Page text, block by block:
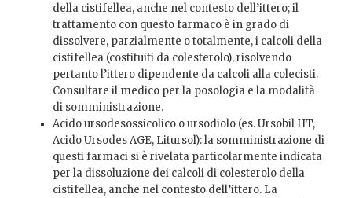
della cistifellea, anche nel contesto dell’ittero; il
trattamento con questo farmaco è in grado di
dissolvere, parzialmente o totalmente, i calcoli della
cistifellea (costituiti da colesterolo), risolvendo
pertanto l’ittero dipendente da calcoli alla colecisti.
Consultare il medico per la posologia e la modalità
di somministrazione.
Acido ursodesossicolico o ursodiolo (es. Ursobil HT,
Acido Ursodes AGE, Litursol): la somministrazione di
questi farmaci si è rivelata particolarmente indicata
per la dissoluzione dei calcoli di colesterolo della
cistifellea, anche nel contesto dell’ittero. La